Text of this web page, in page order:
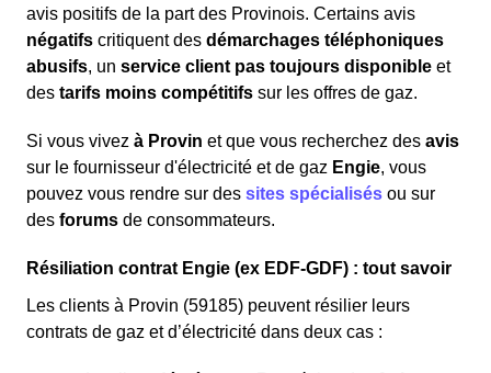
avis positifs de la part des Provinois. Certains avis
négatifs critiquent des démarchages téléphoniques
abusifs, un service client pas toujours disponible et
des tarifs moins compétitifs sur les offres de gaz.
Si vous vivez à Provin et que vous recherchez des avis
sur le fournisseur d'électricité et de gaz Engie, vous
pouvez vous rendre sur des sites spécialisés ou sur
des forums de consommateurs.
Résiliation contrat Engie (ex EDF-GDF) : tout savoir
Les clients à Provin (59185) peuvent résilier leurs
contrats de gaz et d’électricité dans deux cas :